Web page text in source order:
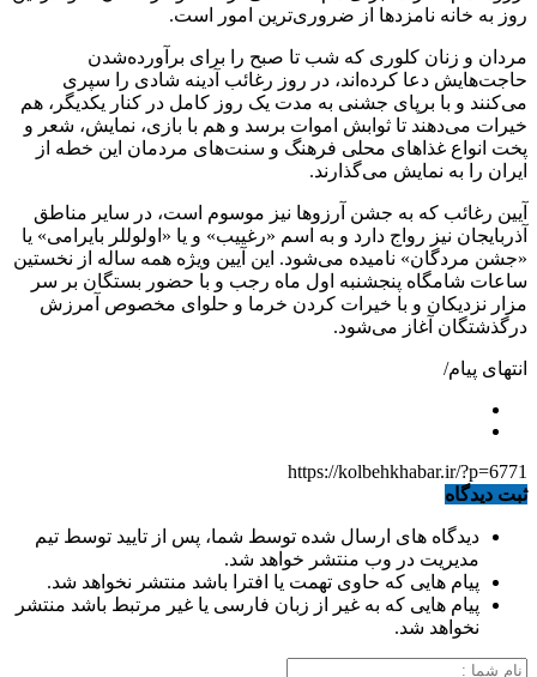
روز به خانه نامزدها از ضروری‌ترین امور است.
مردان و زنان کلوری که شب تا صبح را برای برآورده‌شدن
حاجت‌هایش دعا کرده‌اند، در روز رغائب آدینه شادی را سپری
می‌کنند و با برپای جشنی به مدت یک روز کامل در کنار یکدیگر، هم
خیرات می‌دهند تا ثوابش اموات برسد و هم با بازی، نمایش، شعر و
پخت انواع غذاهای محلی فرهنگ و سنت‌های مردمان این خطه از
ایران را به نمایش می‌گذارند.
آیین رغائب که به جشن آرزوها نیز موسوم است، در سایر مناطق
آذربایجان نیز رواج دارد و به اسم «رغییب» و یا «اولوللر بایرامی» یا
«جشن مردگان» نامیده می‌شود. این آیین ویژه همه ساله از نخستین
ساعات شامگاه پنجشنبه اول ماه رجب و با حضور بستگان بر سر
مزار نزدیکان و با خیرات کردن خرما و حلوای مخصوص آمرزش
درگذشتگان آغاز می‌شود.
انتهای پیام/
https://kolbehkhabar.ir/?p=6771
ثبت دیدگاه
دیدگاه های ارسال شده توسط شما، پس از تایید توسط تیم
مدیریت در وب منتشر خواهد شد.
پیام هایی که حاوی تهمت یا افترا باشد منتشر نخواهد شد.
پیام هایی که به غیر از زبان فارسی یا غیر مرتبط باشد منتشر
نخواهد شد.